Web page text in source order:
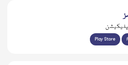
Play Store